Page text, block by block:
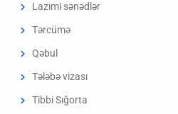
Lazımi sənədlər
Tərcümə
Qəbul
Tələbə vizası
Tibbi Sığorta